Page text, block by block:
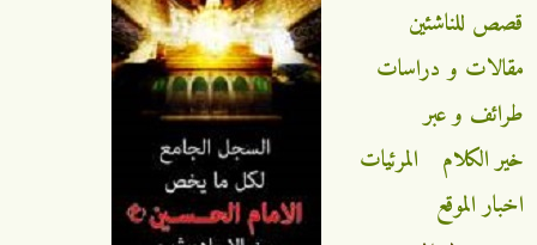
قصص للناشئين
مقالات و دراسات
طرائف و عبر
خير الكلام
المرئيات
اخبار الموقع